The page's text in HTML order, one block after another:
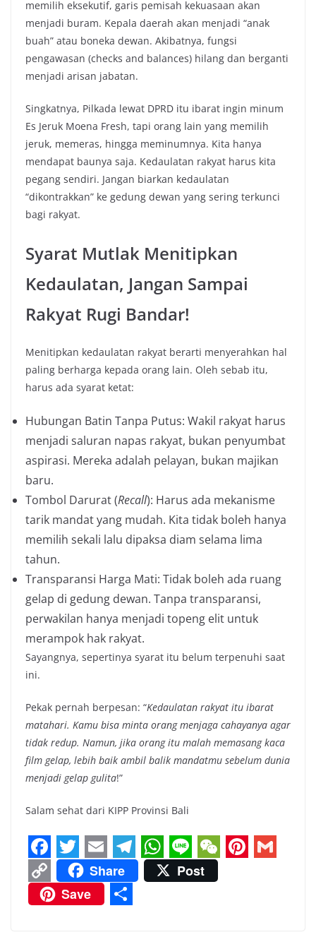
memilih eksekutif, garis pemisah kekuasaan akan
menjadi buram. Kepala daerah akan menjadi “anak
buah” atau boneka dewan. Akibatnya, fungsi
pengawasan (checks and balances) hilang dan berganti
menjadi arisan jabatan.
Singkatnya, Pilkada lewat DPRD itu ibarat ingin minum
Es Jeruk Moena Fresh, tapi orang lain yang memilih
jeruk, memeras, hingga meminumnya. Kita hanya
mendapat baunya saja. Kedaulatan rakyat harus kita
pegang sendiri. Jangan biarkan kedaulatan
“dikontrakkan” ke gedung dewan yang sering terkunci
bagi rakyat.
Syarat Mutlak Menitipkan
Kedaulatan, Jangan Sampai
Rakyat Rugi Bandar!
Menitipkan kedaulatan rakyat berarti menyerahkan hal
paling berharga kepada orang lain. Oleh sebab itu,
harus ada syarat ketat:
Hubungan Batin Tanpa Putus: Wakil rakyat harus
menjadi saluran napas rakyat, bukan penyumbat
aspirasi. Mereka adalah pelayan, bukan majikan
baru.
Tombol Darurat (Recall): Harus ada mekanisme
tarik mandat yang mudah. Kita tidak boleh hanya
memilih sekali lalu dipaksa diam selama lima
tahun.
Transparansi Harga Mati: Tidak boleh ada ruang
gelap di gedung dewan. Tanpa transparansi,
perwakilan hanya menjadi topeng elit untuk
merampok hak rakyat.
Sayangnya, sepertinya syarat itu belum terpenuhi saat
ini.
Pekak pernah berpesan: “Kedaulatan rakyat itu ibarat
matahari. Kamu bisa minta orang menjaga cahayanya agar
tidak redup. Namun, jika orang itu malah memasang kaca
film gelap, lebih baik ambil balik mandatmu sebelum dunia
menjadi gelap gulita!”
Salam sehat dari KIPP Provinsi Bali
F
a
c
T
w
i
E
m
a
T
e
l
W
h
L
i
W
e
C
o
Share
Post
Save